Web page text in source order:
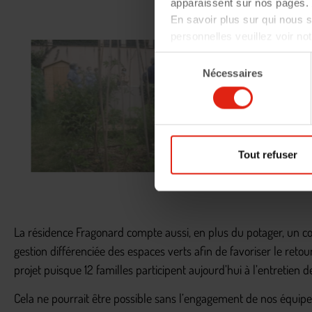
apparaissent sur nos
En savoir plus sur qui nous
personnelles veuillez voir
consentement
Nécessaires
Tout refuser
Depuis
leurs
déjà
Cliquez-ici
La résidence Fragonard compte aussi, en plus du potager, un
gestion différenciée des espaces verts afin de favoriser le
projet puisque 12 familles participent aujourd’hui à l’entretien
Cela ne pourrait être possible sans l’engagement de nos